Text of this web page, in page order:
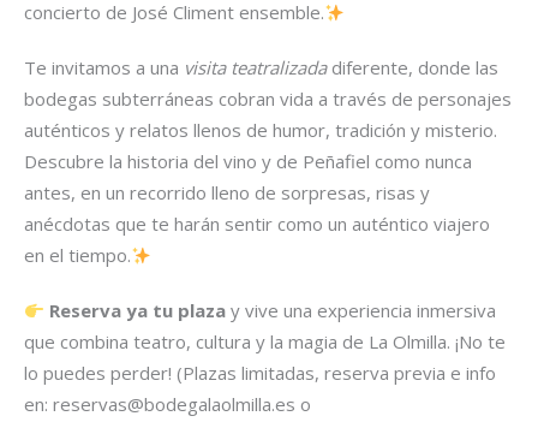
concierto de José Climent ensemble.
Te invitamos a una visita teatralizadadiferente, donde las
bodegas subterráneas cobran vida a través de personajes
auténticos y relatos llenos de humor, tradición y misterio.
Descubre la historia del vino y de Peñafiel como nunca
antes, en un recorrido lleno de sorpresas, risas y
anécdotas que te harán sentir como un auténtico viajero
en el tiempo.
Reserva ya tu plaza y vive una experiencia inmersiva
que combina teatro, cultura y la magia de La Olmilla. ¡No te
lo puedes perder! (Plazas limitadas, reserva previa e info
en: reservas@bodegalaolmilla.es o